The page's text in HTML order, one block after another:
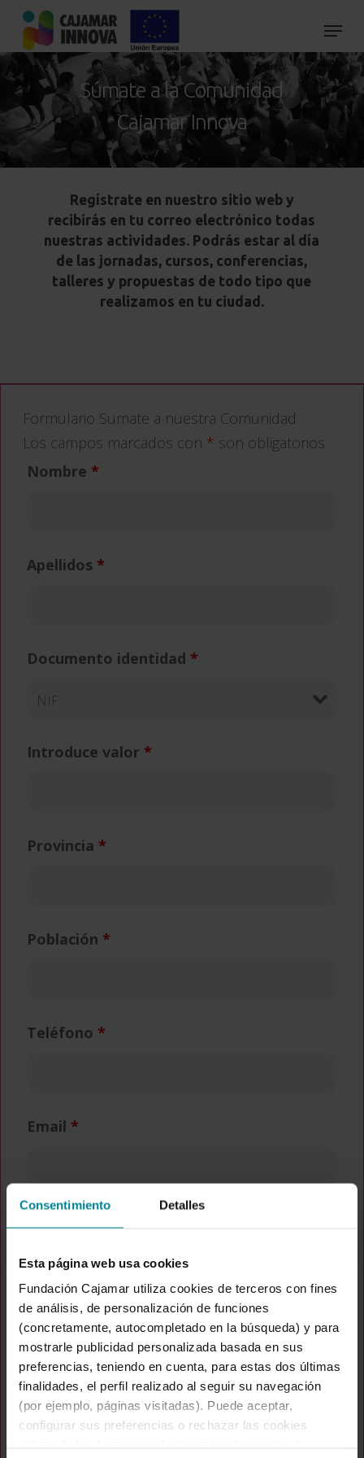
Consentimiento Detalles
Esta página web usa cookies
Fundación Cajamar utiliza cookies de terceros con fines
de análisis, de personalización de funciones
(concretamente, autocompletado en la búsqueda) y para
mostrarle publicidad personalizada basada en sus
preferencias, teniendo en cuenta, para estas dos últimas
finalidades, el perfil realizado al seguir su navegación
(por ejemplo, páginas visitadas). Puede aceptar,
configurar sus preferencias o rechazar las cookies
Skip
main
content
Súmate a la Comunidad
Cajamar Innova
Regístrate en nuestro sitio web y
recibirás en tu correo electrónico todas
nuestras actividades. Podrás estar al día
de las jornadas, cursos, conferencias,
talleres y propuestas de todo tipo que
realizamos en tu ciudad.
Formulario Sumate a nuestra Comunidad
Los campos marcados con * son obligatorios
Nombre *
Apellidos *
Documento identidad *
Introduce valor *
Provincia *
Población *
Teléfono *
Email *
Empresa*
CIF Empresa